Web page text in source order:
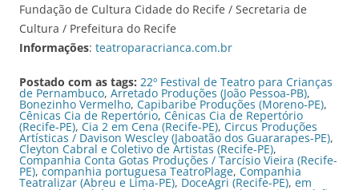
Fundação de Cultura Cidade do Recife / Secretaria de
Cultura / Prefeitura do Recife
Informações: teatroparacrianca.com.br
Postado com as tags: 22º Festival de Teatro para Crianças
de Pernambuco, Arretado Produções (João Pessoa-PB),
Bonezinho Vermelho, Capibaribe Produções (Moreno-PE),
Cênicas Cia de Repertório, Cênicas Cia de Repertório
(Recife-PE), Cia 2 em Cena (Recife-PE), Circus Produções
Artísticas / Davison Wescley (Jaboatão dos Guararapes-PE),
Cleyton Cabral e Coletivo de Artistas (Recife-PE),
Companhia Conta Gotas Produções / Tarcísio Vieira (Recife-
PE), companhia portuguesa TeatroPlage, Companhia
Teatralizar (Abreu e Lima-PE), DoceAgri (Recife-PE), em